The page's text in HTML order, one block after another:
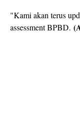
"Kami akan terus
assessment BPBD.